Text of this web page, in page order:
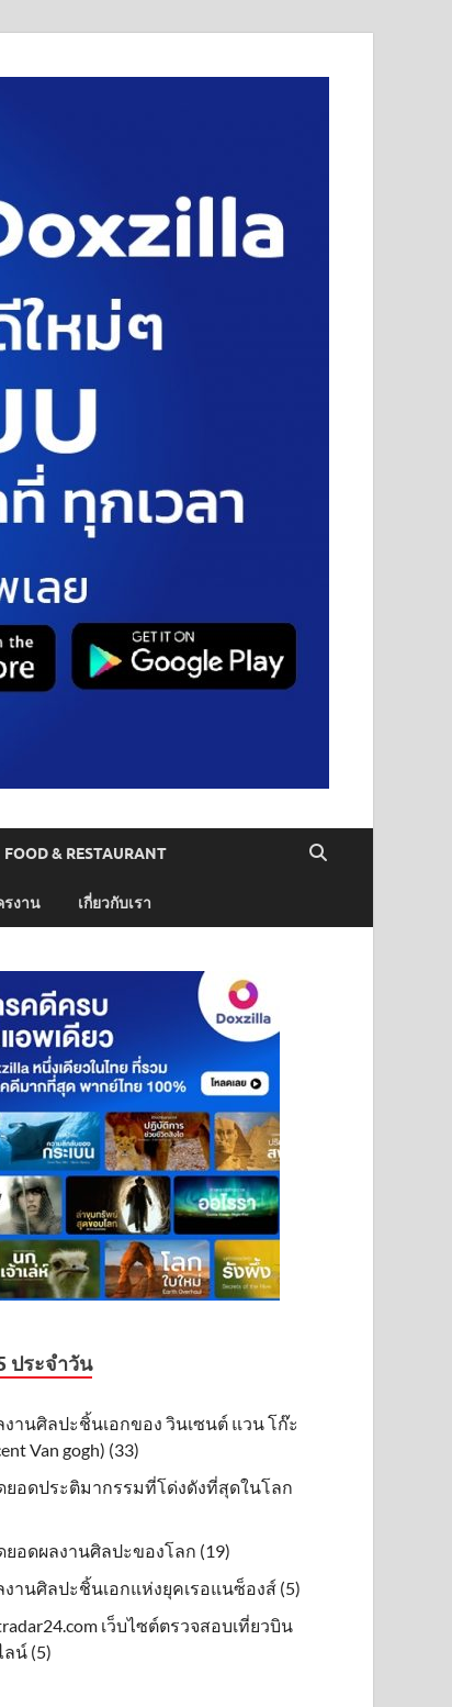
FOOD & RESTAURANT
รงาน เกี่ยวกับเรา
ประจำวัน
งานศิลปะชิ้นเอกของ วินเซนต์ แวน โก๊ะ
Van gogh) (33)
ยอดประติมากรรมที่โด่งดังที่สุดในโลก
ยอดผลงานศิลปะของโลก (19)
งานศิลปะชิ้นเอกแห่งยุคเรอแนซ็องส์ (5)
เว็บไซต์ตรวจสอบเที่ยวบิน
น์ (5)